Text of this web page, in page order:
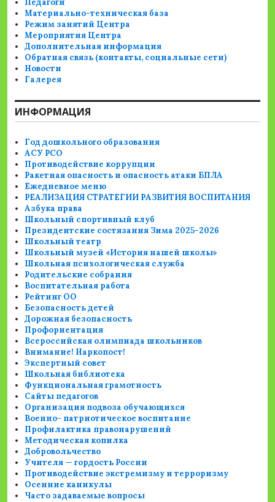
Педагоги
Материально-техническая база
Режим занятий Центра
Мероприятия Центра
Дополнительная информация
Обратная связь (контакты, социальные сети)
Новости
Галерея
ИНФОРМАЦИЯ
Год дошкольного образования
АСУ РСО
Противодействие коррупции
Ракетная опасность и опасность атаки БПЛА
Ежедневное меню
РЕАЛИЗАЦИЯ СТРАТЕГИИ РАЗВИТИЯ ВОСПИТАНИЯ
Азбука права
Школьный спортивный клуб
Президентские состязания Зима 2025-2026
Школьный театр
Школьный музей «История нашей школы»
Школьная психологическая служба
Родительские собрания
Воспитательная работа
Рейтинг ОО
Безопасность детей
Дорожная безопасность
Профориентация
Всероссийская олимпиада школьников
Внимание! Наркопост!
Экспертный совет
Школьная библиотека
Функциональная грамотность
Сайты педагогов
Организация подвоза обучающихся
Военно- патриотическое воспитание
Профилактика правонарушений
Методическая копилка
Добровольчество
Учителя — гордость России
Противодействие экстремизму и терроризму
Осенние каникулы
Часто задаваемые вопросы